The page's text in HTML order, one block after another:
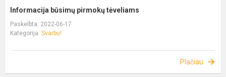
Informacija būsimų pirmokų tėveliams
Paskelbta: 2022-06-17
Kategorija: Svarbu!
Plačiau